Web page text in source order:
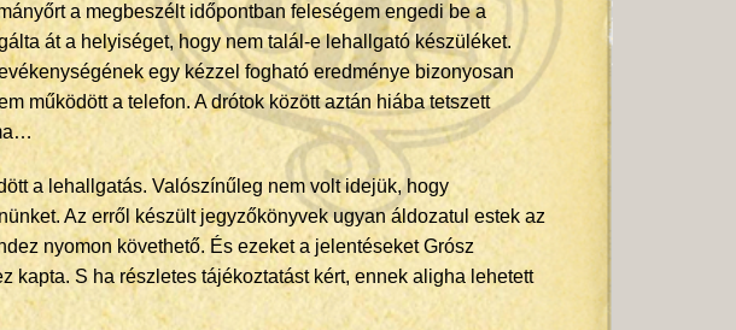
a megbeszélt időpontban feleségem engedi be a
át a helyiséget, hogy nem talál-e lehallgató készüléket.
egy kézzel fogható eredménye bizonyosan
működött a telefon. A drótok között aztán hiába tetszett
a lehallgatás. Valószínűleg nem volt idejük, hogy
Az erről készült jegyzőkönyvek ugyan áldozatul estek az
nyomon követhető. És ezeket a jelentéseket Grósz
kapta. S ha részletes tájékoztatást kért, ennek aligha lehetett